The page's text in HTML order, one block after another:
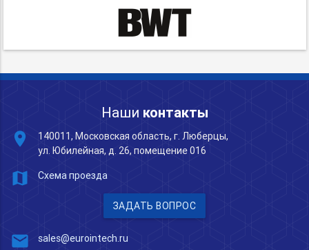
Наши контакты
place
140011, Московская область, г. Люберцы,
ул. Юбилейная, д. 26, помещение 016
map Схема проезда
ЗАДАТЬ ВОПРОС
mail sales@eurointech.ru